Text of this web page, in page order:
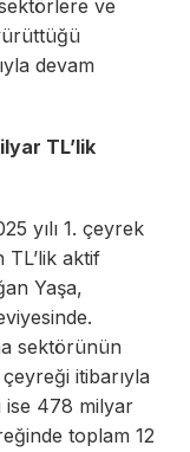
ve
devam
TL’lik
yılı 1. çeyrek
TL’lik aktif
Yaşa,
sektörünün
itibarıyla
ise 478 milyar
toplam 12